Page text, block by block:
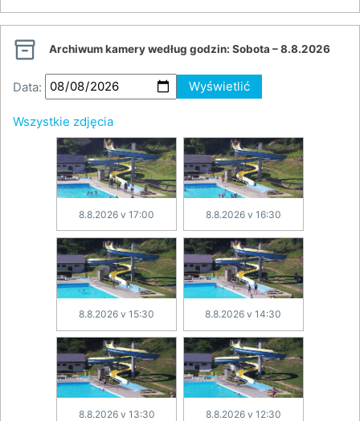
 Archiwum kamery według godzin: Sobota – 8.8.2026
Data: Wyświetlić
Wszystkie zdjęcia
8.8.2026 v 17:00 8.8.2026 v 16:30
8.8.2026 v 15:30 8.8.2026 v 14:30
8.8.2026 v 13:30 8.8.2026 v 12:30